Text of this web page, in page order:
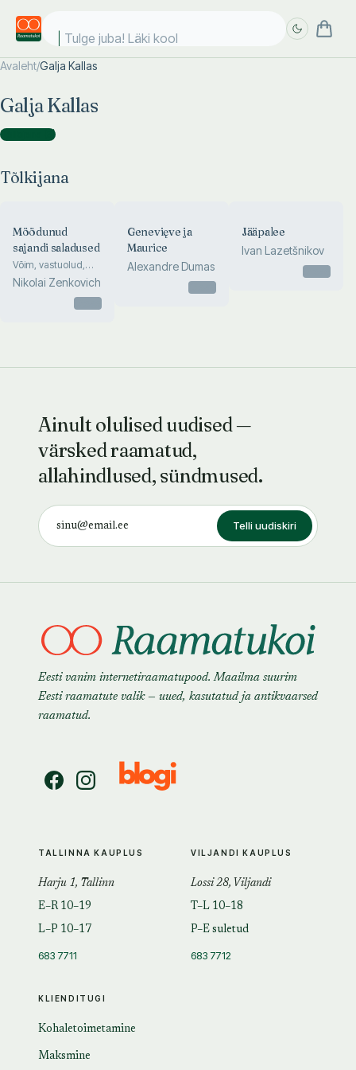
Tulge juba! Läki kooli
Avaleht/Galja Kallas
Galja Kallas
Tõlkijana )
Tõlkijana
Möödunud
sajandi saladused
Võim, vastuolud,
sobingud
Nikolai Zenkovich
Genevięve ja
Maurice
Alexandre Dumas
Jääpalee
Ivan Lazetšnikov
Ainult olulised uudised —
värsked raamatud,
allahindlused, sündmused.
Telli uudiskiri
Eesti vanim internetiraamatupood. Maailma suurim
Eesti raamatute valik — uued, kasutatud ja antikvaarsed
raamatud.
KLIENDITUGI
Kohaletoimetamine
Maksmine
TALLINNA KAUPLUS
Harju 1, Tallinn
E–R 10–19
L–P 10–17
683 7711
VILJANDI KAUPLUS
Lossi 28, Viljandi
T–L 10–18
P–E suletud
683 7712